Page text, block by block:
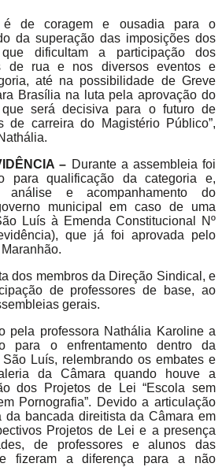
é de coragem e ousadia para o
da superação das imposições dos
dificultam a participação dos
de rua e nos diversos eventos e
até na possibilidade de Greve
Brasília na luta pela aprovação do
que será decisiva para o futuro de
de carreira do Magistério Público”,
– Durante a assembleia foi
para qualificação da categoria e,
e acompanhamento do
municipal em caso de uma
Luís à Emenda Constitucional Nº
que já foi aprovada pelo
dos membros da Direção Sindical, e
de professores de base, ao
gerais.
pela professora Nathália Karoline a
para o enfrentamento dentro da
Luís, relembrando os embates e
da Câmara quando houve a
dos Projetos de Lei “Escola sem
Pornografia”. Devido a articulação
da bancada direitista da Câmara em
Projetos de Lei e a presença
de professores e alunos das
fizeram a diferença para a não